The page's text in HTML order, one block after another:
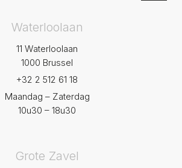
Waterloolaan
11 Waterloolaan
1000 Brussel
+32 2 512 61 18
Maandag – Zaterdag
10u30 – 18u30
Grote Zavel